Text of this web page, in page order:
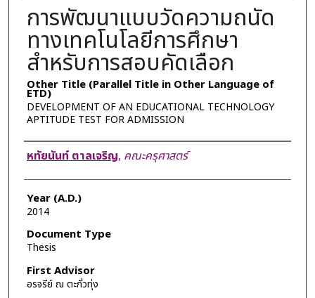
การพัฒนาแบบวัดความถนัด
ทางเทคโนโลยีการศึกษา
สำหรับการสอบคัดเลือก
Other Title (Parallel Title in Other Language of
ETD)
DEVELOPMENT OF AN EDUCATIONAL TECHNOLOGY
APTITUDE TEST FOR ADMISSION
Author
หทัยนันท์ ตาลเจริญ, คณะครุศาสตร์
Year (A.D.)
2014
Document Type
Thesis
First Advisor
อรจรีย์ ณ ตะกั่วทุ่ง